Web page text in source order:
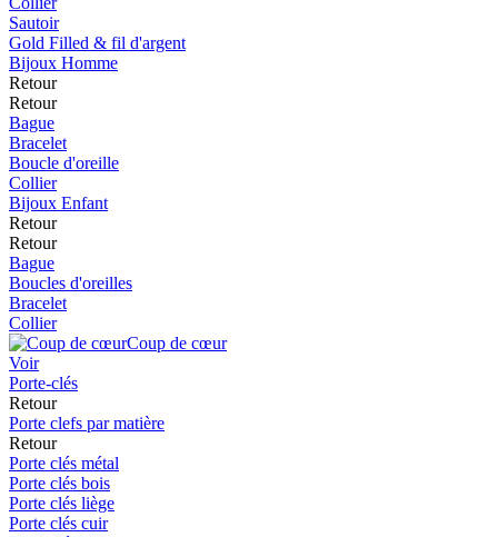
Sautoir
Gold Filled & fil d'argent
Bijoux Homme
Retour
Retour
Bague
Bracelet
Boucle d'oreille
Collier
Bijoux Enfant
Retour
Retour
Bague
Boucles d'oreilles
Bracelet
Collier
Coup de cœur
Voir
Porte-clés
Retour
Porte clefs par matière
Retour
Porte clés métal
Porte clés bois
Porte clés liège
Porte clés cuir